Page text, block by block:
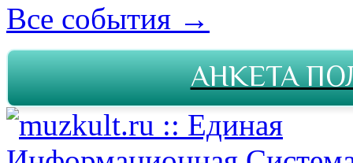
Все события →
АНКЕТА